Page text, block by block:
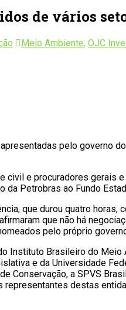
de vários
Meio Ambiente, OJC
pelo governo
e procuradores gerais
Petrobras ao Fundo
que durou quatro
que não há
pelo próprio
Instituto Brasileiro do
e da Universidade
Conservação, a SPVS
representantes destas